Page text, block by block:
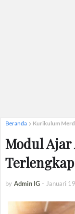
Beranda Kurikulum
Modul Ajar
by Admin IG - Januari